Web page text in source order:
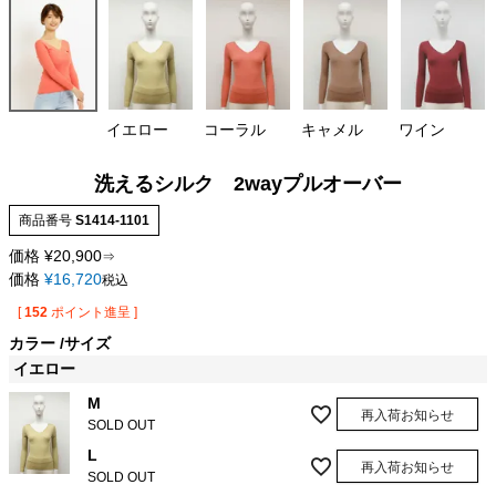
イエロー コーラル キャメル ワイン
洗えるシルク 2wayプルオーバー
商品番号 S1414-1101
価格 ¥20,900⇒
価格 ¥16,720税込
[ 152 ポイント進呈 ]
カラー サイズ
イエロー
M
SOLD OUT
再入荷お知らせ
L
SOLD OUT
再入荷お知らせ